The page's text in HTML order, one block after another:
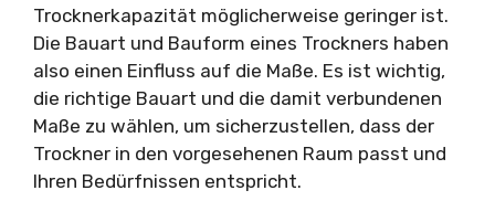
Trocknerkapazität möglicherweise geringer ist.
Die Bauart und Bauform eines Trockners haben
also einen Einfluss auf die Maße. Es ist wichtig,
die richtige Bauart und die damit verbundenen
Maße zu wählen, um sicherzustellen, dass der
Trockner in den vorgesehenen Raum passt und
Ihren Bedürfnissen entspricht.